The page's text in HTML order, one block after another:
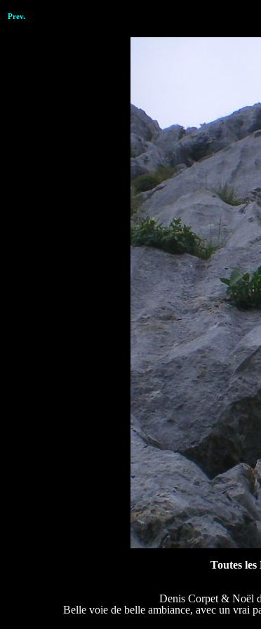
Prev.
Toutes
Denis Corpet & Noël
Belle voie de belle ambiance, avec un vrai